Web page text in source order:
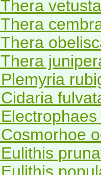
Thera
Thera
Thera
Thera
Plemyria
Cidaria
Cosmorhoe
Eulithis